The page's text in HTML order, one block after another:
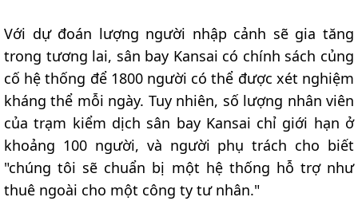
Với dự đoán lượng người nhập cảnh sẽ gia tăng
trong tương lai, sân bay Kansai có chính sách củng
cố hệ thống để 1800 người có thể được xét nghiệm
kháng thể mỗi ngày. Tuy nhiên, số lượng nhân viên
của trạm kiểm dịch sân bay Kansai chỉ giới hạn ở
khoảng 100 người, và người phụ trách cho biết
"chúng tôi sẽ chuẩn bị một hệ thống hỗ trợ như
thuê ngoài cho một công ty tư nhân."